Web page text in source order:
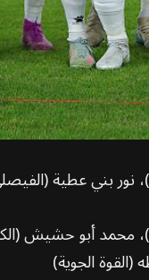
نور بني عطية
محمد أبو حشيش
الجوية)